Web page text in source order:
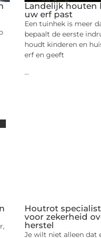
Landelijk houten
uw erf past
Een tuinhek is meer
bepaalt de eerste
houdt kinderen en
erf en geeft
...
Houtrot
voor zekerheid
herstel
Je wilt niet alleen dat